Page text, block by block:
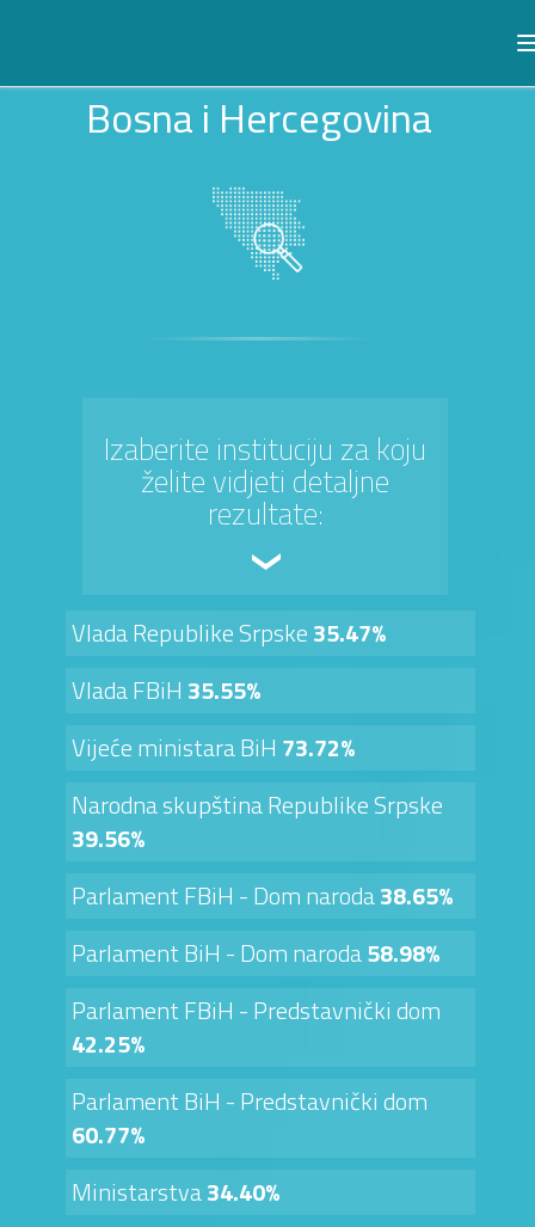
Bosna i Hercegovina
Izaberite instituciju za koju
želite vidjeti detaljne
rezultate:
Vlada Republike Srpske35.47%
Vlada FBiH 35.55%
Vijeće ministara BiH 73.72%
Narodna skupština Republike Srpske
39.56%
Parlament FBiH - Dom naroda38.65%
Parlament BiH - Dom naroda58.98%
Parlament FBiH - Predstavnički dom
42.25%
Parlament BiH - Predstavnički dom
60.77%
Ministarstva34.40%